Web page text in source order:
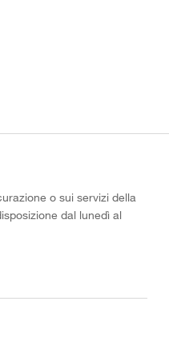
o sui servizi della
dal lunedì al